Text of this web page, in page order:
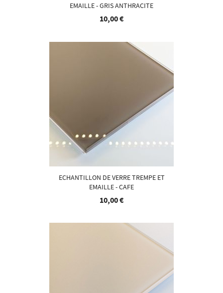
EMAILLE - GRIS ANTHRACITE
10,00 €
ECHANTILLON DE VERRE TREMPE ET
EMAILLE - CAFE
10,00 €